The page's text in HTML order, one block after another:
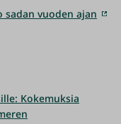
sadan vuoden ajan
Kokemuksia